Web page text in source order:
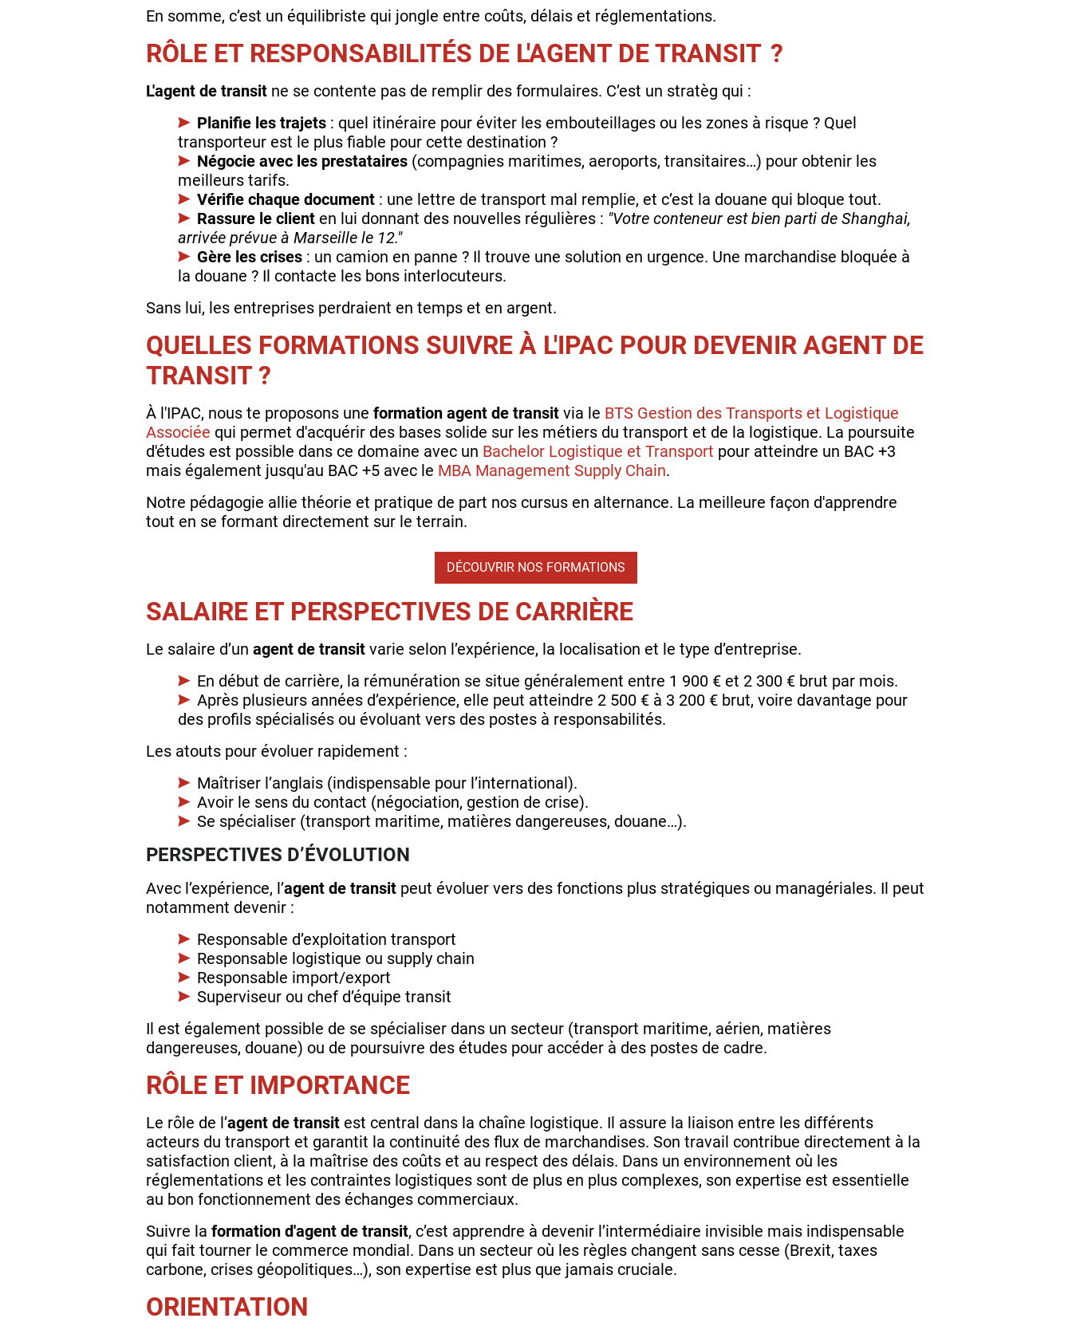
En somme, c’est un équilibriste qui jongle entre coûts, délais et réglementations.
RÔLE ET RESPONSABILITÉS DE L'AGENT DE TRANSIT ?
L'agent de transit ne se contente pas de remplir des formulaires. C’est un stratèg qui :
Planifie les trajets : quel itinéraire pour éviter les embouteillages ou les zones à risque ? Quel
transporteur est le plus fiable pour cette destination ?
Négocie avec les prestataires (compagnies maritimes, aeroports, transitaires…) pour obtenir les
meilleurs tarifs.
Vérifie chaque document : une lettre de transport mal remplie, et c’est la douane qui bloque tout.
Rassure le client en lui donnant des nouvelles régulières : "Votre conteneur est bien parti de Shanghai,
arrivée prévue à Marseille le 12."
Gère les crises : un camion en panne ? Il trouve une solution en urgence. Une marchandise bloquée à
la douane ? Il contacte les bons interlocuteurs.
Sans lui, les entreprises perdraient en temps et en argent.
QUELLES FORMATIONS SUIVRE À L'IPAC POUR DEVENIR AGENT DE
TRANSIT ?
À l'IPAC, nous te proposons une formation agent de transit via le BTS Gestion des Transports et Logistique
Associée qui permet d'acquérir des bases solide sur les métiers du transport et de la logistique. La poursuite
d'études est possible dans ce domaine avec un Bachelor Logistique et Transport pour atteindre un BAC +3
mais également jusqu'au BAC +5 avec le MBA Management Supply Chain.
Notre pédagogie allie théorie et pratique de part nos cursus en alternance. La meilleure façon d'apprendre
tout en se formant directement sur le terrain.
DÉCOUVRIR NOS FORMATIONS
SALAIRE ET PERSPECTIVES DE CARRIÈRE
Le salaire d’un agent de transit varie selon l’expérience, la localisation et le type d’entreprise.
En début de carrière, la rémunération se situe généralement entre 1 900 € et 2 300 € brut par mois.
Après plusieurs années d’expérience, elle peut atteindre 2 500 € à 3 200 € brut, voire davantage pour
des profils spécialisés ou évoluant vers des postes à responsabilités.
Les atouts pour évoluer rapidement :
Maîtriser l’anglais (indispensable pour l’international).
Avoir le sens du contact (négociation, gestion de crise).
Se spécialiser (transport maritime, matières dangereuses, douane…).
PERSPECTIVES D’ÉVOLUTION
Avec l’expérience, l’agent de transit peut évoluer vers des fonctions plus stratégiques ou managériales. Il peut
notamment devenir :
Responsable d’exploitation transport
Responsable logistique ou supply chain
Responsable import/export
Superviseur ou chef d’équipe transit
Il est également possible de se spécialiser dans un secteur (transport maritime, aérien, matières
dangereuses, douane) ou de poursuivre des études pour accéder à des postes de cadre.
RÔLE ET IMPORTANCE
Le rôle de l’agent de transit est central dans la chaîne logistique. Il assure la liaison entre les différents
acteurs du transport et garantit la continuité des flux de marchandises. Son travail contribue directement à la
satisfaction client, à la maîtrise des coûts et au respect des délais. Dans un environnement où les
réglementations et les contraintes logistiques sont de plus en plus complexes, son expertise est essentielle
au bon fonctionnement des échanges commerciaux.
Suivre la formation d'agent de transit, c’est apprendre à devenir l’intermédiaire invisible mais indispensable
qui fait tourner le commerce mondial. Dans un secteur où les règles changent sans cesse (Brexit, taxes
carbone, crises géopolitiques…), son expertise est plus que jamais cruciale.
ORIENTATION